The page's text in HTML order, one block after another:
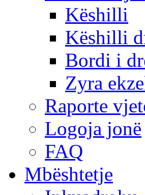
Këshilli
Këshilli
Bordi i
Zyra
Raporte
Logoja jonë
FAQ
Mbështetje